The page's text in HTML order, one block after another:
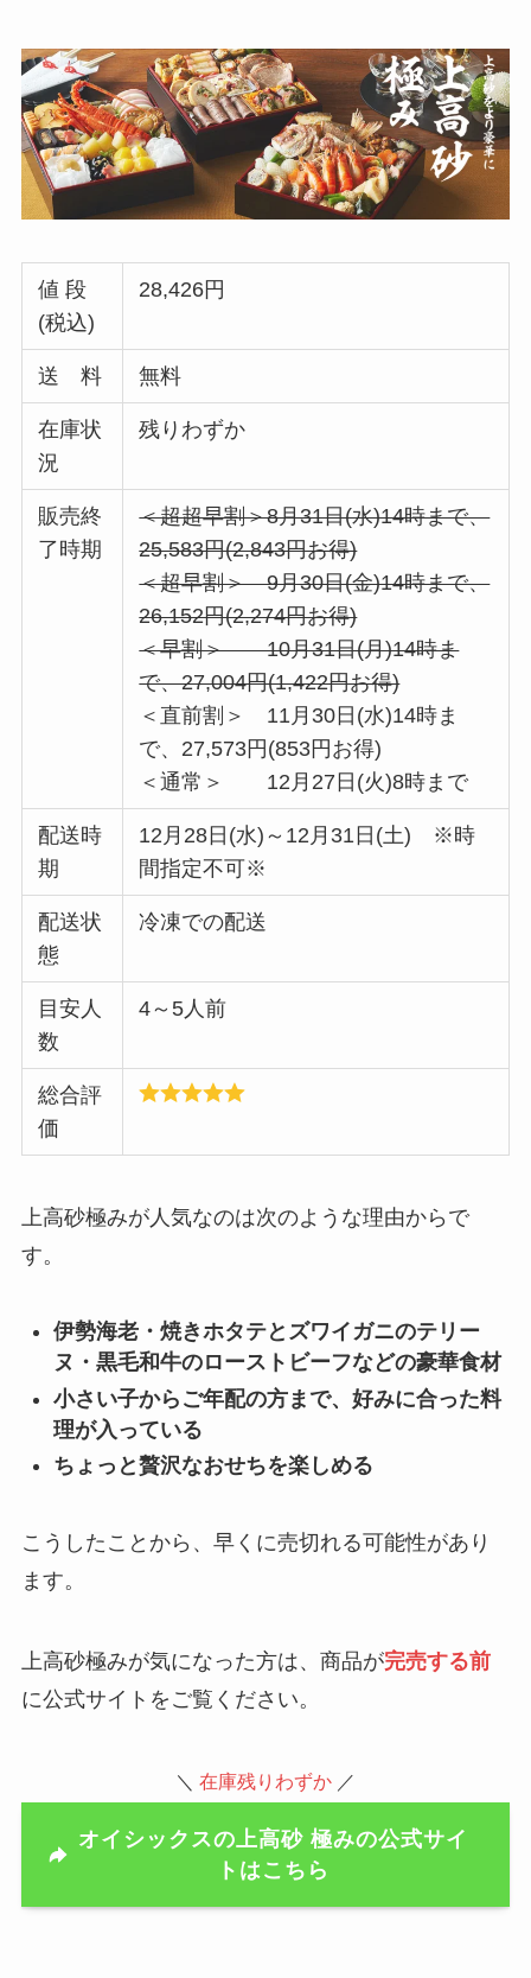
値 段
(税込)
28,426円
送 料 無料
在庫状
況
残りわずか
販売終
了時期
＜超超早割＞8月31日(水)14時まで、
25,583円(2,843円お得)
＜超早割＞ 9月30日(金)14時まで、
26,152円(2,274円お得)
＜早割＞ 10月31日(月)14時ま
で、27,004円(1,422円お得)
＜直前割＞ 11月30日(水)14時ま
で、27,573円(853円お得)
＜通常＞ 12月27日(火)8時まで
配送時
期
12月28日(水)～12月31日(土) ※時
間指定不可※
配送状
態
冷凍での配送
目安人
数
4～5人前
総合評
価
上高砂極みが人気なのは次のような理由からで
す。
伊勢海老・焼きホタテとズワイガニのテリー
ヌ・黒毛和牛のローストビーフなどの豪華食材
小さい子からご年配の方まで、好みに合った料
理が入っている
ちょっと贅沢なおせちを楽しめる
こうしたことから、早くに売切れる可能性があり
ます。
上高砂極みが気になった方は、商品が完売する前
に公式サイトをご覧ください。
＼ 在庫残りわずか ／
オイシックスの上高砂 極みの公式サイ
トはこちら